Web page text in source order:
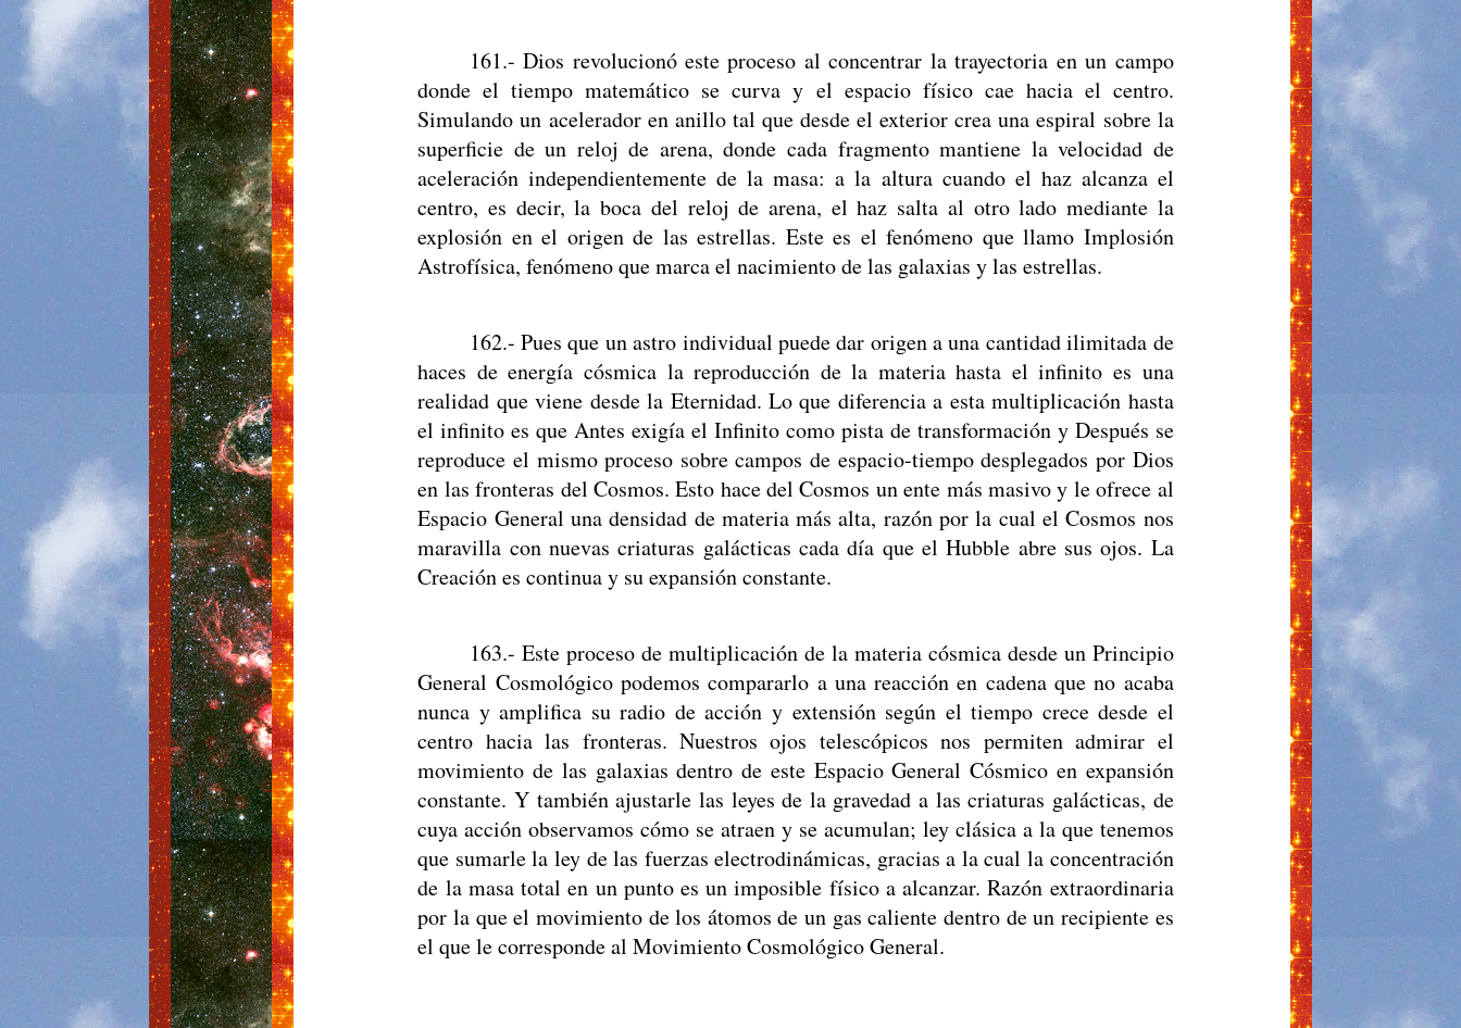
161.- Dios revolucionó este proceso al concentrar la trayectoria en un campo
donde el tiempo matemático se curva y el espacio físico cae hacia el centro.
Simulando un acelerador en anillo tal que desde el exterior crea una espiral sobre la
superficie de un reloj de arena, donde cada fragmento mantiene la velocidad de
aceleración independientemente de la masa: a la altura cuando el haz alcanza el
centro, es decir, la boca del reloj de arena, el haz salta al otro lado mediante la
explosión en el origen de las estrellas. Este es el fenómeno que llamo Implosión
Astrofísica, fenómeno que marca el nacimiento de las galaxias y las estrellas.
162.- Pues que un astro individual puede dar origen a una cantidad ilimitada de
haces de energía cósmica la reproducción de la materia hasta el infinito es una
realidad que viene desde la Eternidad. Lo que diferencia a esta multiplicación hasta
el infinito es que Antes exigía el Infinito como pista de transformación y Después se
reproduce el mismo proceso sobre campos de espacio-tiempo desplegados por Dios
en las fronteras del Cosmos. Esto hace del Cosmos un ente más masivo y le ofrece al
Espacio General una densidad de materia más alta, razón por la cual el Cosmos nos
maravilla con nuevas criaturas galácticas cada día que el Hubble abre sus ojos. La
Creación es continua y su expansión constante.
163.- Este proceso de multiplicación de la materia cósmica desde un Principio
General Cosmológico podemos compararlo a una reacción en cadena que no acaba
nunca y amplifica su radio de acción y extensión según el tiempo crece desde el
centro hacia las fronteras. Nuestros ojos telescópicos nos permiten admirar el
movimiento de las galaxias dentro de este Espacio General Cósmico en expansión
constante. Y también ajustarle las leyes de la gravedad a las criaturas galácticas, de
cuya acción observamos cómo se atraen y se acumulan; ley clásica a la que tenemos
que sumarle la ley de las fuerzas electrodinámicas, gracias a la cual la concentración
de la masa total en un punto es un imposible físico a alcanzar. Razón extraordinaria
por la que el movimiento de los átomos de un gas caliente dentro de un recipiente es
el que le corresponde al Movimiento Cosmológico General.